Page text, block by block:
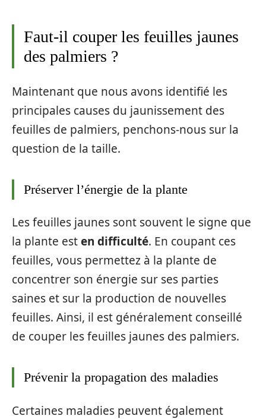
Faut-il couper les feuilles jaunes
des palmiers ?
Maintenant que nous avons identifié les
principales causes du jaunissement des
feuilles de palmiers, penchons-nous sur la
question de la taille.
Préserver l’énergie de la plante
Les feuilles jaunes sont souvent le signe que
la plante esten difficulté. En coupant ces
feuilles, vous permettez à la plante de
concentrer son énergie sur ses parties
saines et sur la production de nouvelles
feuilles. Ainsi, il est généralement conseillé
de couper les feuilles jaunes des palmiers.
Prévenir la propagation des maladies
Certaines maladies peuvent également